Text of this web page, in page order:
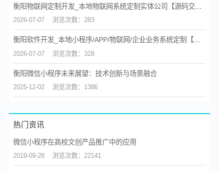
衡阳物联网定制开发_本地物联网系统定制实体公司【源码交付】
2026-07-07 浏览次数：283
2026-07-07 浏览次数：328
衡阳微信小程序未来展望：技术创新与场景融合
2025-12-02 浏览次数：1386
热门资讯
微信小程序在高校文创产品推广中的应用
2019-09-28 浏览次数：22141